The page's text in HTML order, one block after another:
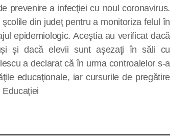
prevenire a infecţiei cu noul coronavirus.
din judeţ pentru a monitoriza felul în
epidemiologic.Aceştia au verificat dacă
şi dacă elevii sunt aşezaţi în săli cu
a declarat că în urma controalelor s-a
educaţionale, iar cursurile de pregătire